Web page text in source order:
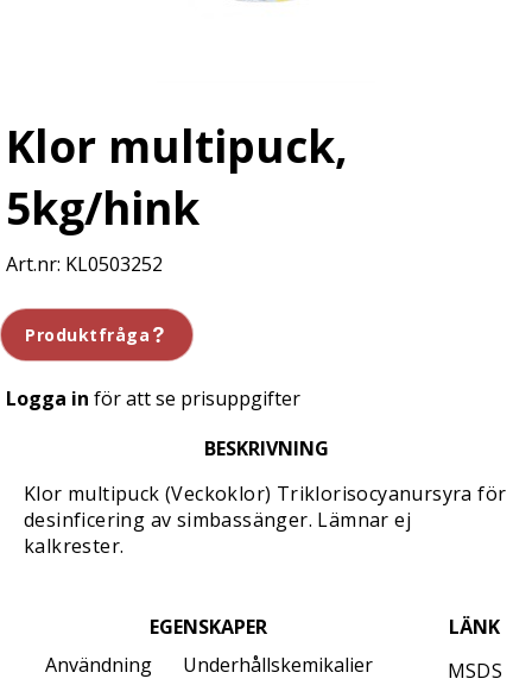
Klor multipuck,
5kg/hink
KL0503252
Produktfråga
Logga in för att se prisuppgifter
BESKRIVNING
Klor multipuck (Veckoklor) Triklorisocyanursyra för
desinficering av simbassänger. Lämnar ej
kalkrester.
EGENSKAPER
Användning
Underhållskemikalier
LÄNK
MSDS